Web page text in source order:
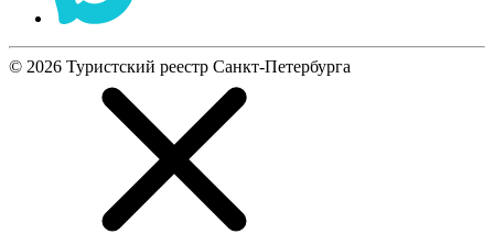
© 2026 Туристский реестр Санкт-Петербурга